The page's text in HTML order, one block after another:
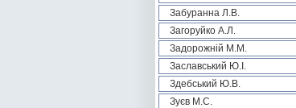
Забуранна Л.В.
Загоруйко А.Л.
Задорожній М.М.
Заславський Ю.І.
Здебський Ю.В.
Зуєв М.С.